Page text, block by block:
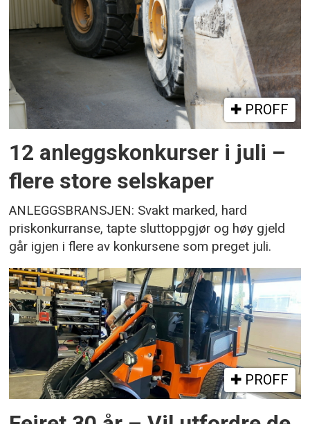
PROFF
12 anleggskonkurser i juli –
flere store selskaper
ANLEGGSBRANSJEN: Svakt marked, hard
priskonkurranse, tapte sluttoppgjør og høy gjeld
går igjen i flere av konkursene som preget juli.
PROFF